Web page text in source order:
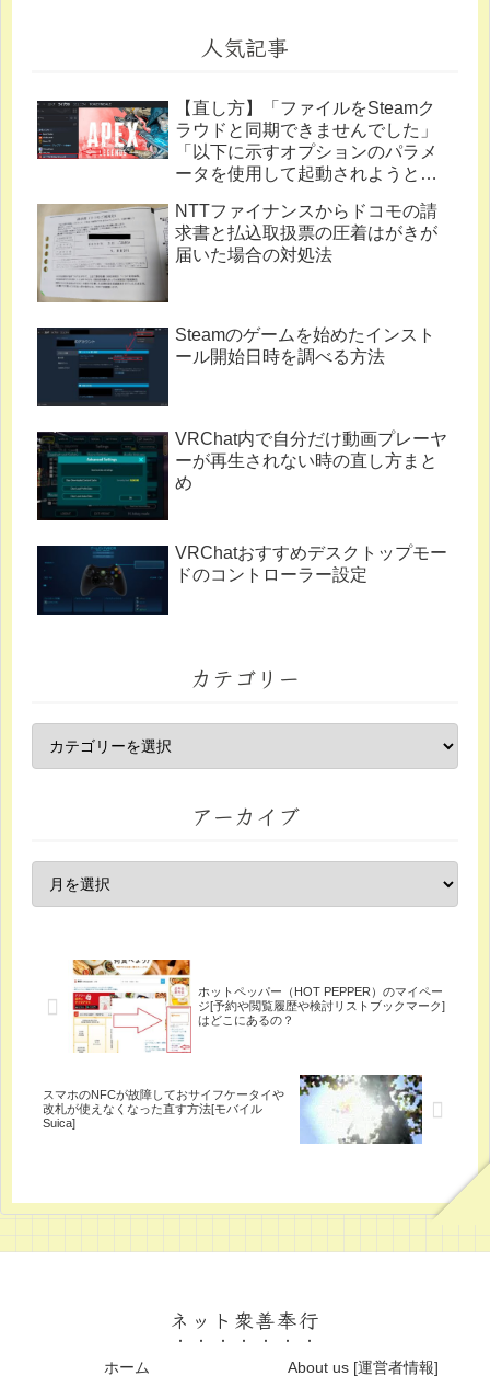
人気記事
【直し方】「ファイルをSteamク
ラウドと同期できませんでした」
「以下に示すオプションのパラメ
ータを使用して起動されようとし
NTTファイナンスからドコモの請
求書と払込取扱票の圧着はがきが
届いた場合の対処法
Steamのゲームを始めたインスト
ール開始日時を調べる方法
VRChat内で自分だけ動画プレーヤ
ーが再生されない時の直し方まと
め
VRChatおすすめデスクトップモー
ドのコントローラー設定
カテゴリー
アーカイブ
ホットペッパー（HOT PEPPER）のマイペー
ジ[予約や閲覧履歴や検討リストブックマーク]
はどこにあるの？
スマホのNFCが故障しておサイフケータイや
改札が使えなくなった直す方法[モバイル
Suica]
ネット衆善奉行
ホーム About us [運営者情報]